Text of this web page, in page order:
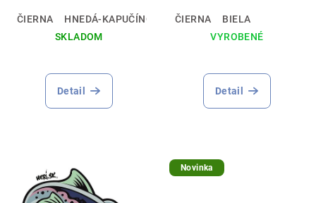
ČIERNA
HNEDÁ-KAPUČÍNO
SKLADOM
Detail
ČIERNA
BIELA
VYROBENÉ
Detail
Novinka